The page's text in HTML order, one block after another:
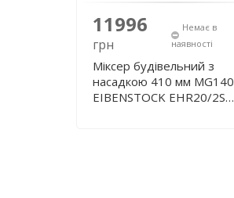
11996
грн
Немає в
наявності
Міксер будівельний з
насадкою 410 мм MG140
EIBENSTOCK EHR20/2S